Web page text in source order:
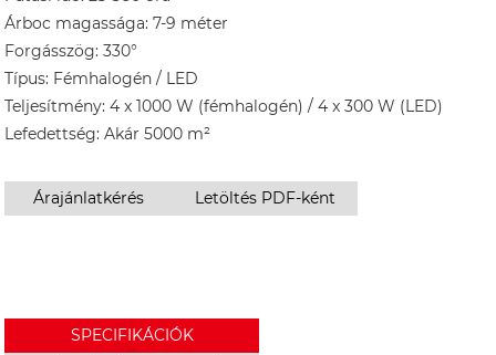
Árboc magassága: 7-9 méter
Forgásszög: 330°
Típus: Fémhalogén / LED
Teljesítmény: 4 x 1000 W (fémhalogén) / 4 x 300 W (LED)
Lefedettség: Akár 5000 m²
Árajánlatkérés Letöltés PDF-ként
SPECIFIKÁCIÓK